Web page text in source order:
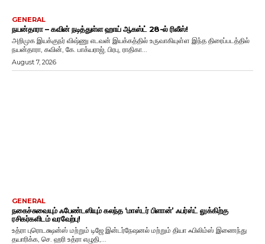
GENERAL
நயன்தாரா – கவின் நடித்துள்ள ஹாய் ஆகஸ்ட் 28-ல் ரிலீஸ்!
அறிமுக இயக்குநர் விஷ்ணு எடவன் இயக்கத்தில் உருவாகியுள்ள இந்த திரைப்படத்தில்
நயன்தாரா, கவின், கே. பாக்யராஜ், பிரபு, ராதிகா...
August 7, 2026
GENERAL
நகைச்சுவையும் ஃபேண்டஸியும் கலந்த ‘மாஸ்டர் பிளான்’ ஃபர்ஸ்ட் லுக்கிற்கு
ரசிகர்களிடம் வரவேற்பு!
உத்ரா புரொடக்ஷன்ஸ் மற்றும் டிஜே இன்டர்நேஷனல் மற்றும் தியா ஃபிலிம்ஸ் இணைந்து
தயாரிக்க, செ. ஹரி உத்ரா எழுதி,...